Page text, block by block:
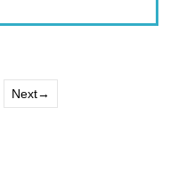
Next→